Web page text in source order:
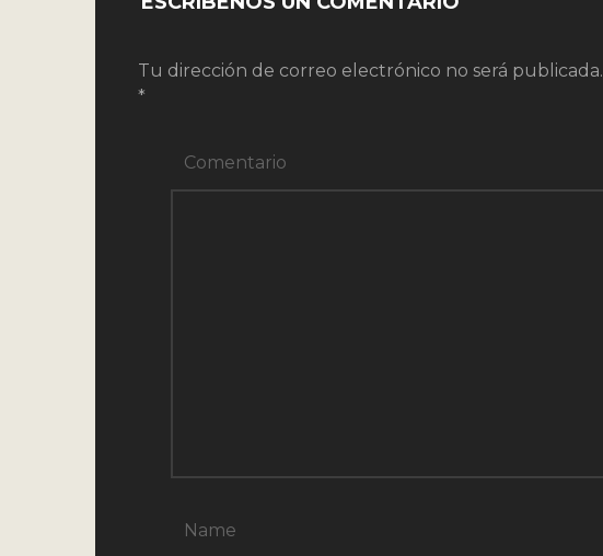
Tu dirección de correo electrónico no será publicada.
*
Comentario
Name